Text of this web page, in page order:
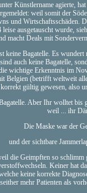
Künstlername agierte,
weil somit der
und Wirtschaftsschäden.
ausgetauscht wurde,
macht Deals mit
keine Bagatelle. Es
auch keine Bagatelle,
wichtige Erkenntnis im
Belgien (betrifft weltweit
gültig gewesen, also
Aber Ihr wolltet bis
weil ... ihr
Die Maske war der
und der sichtbare
die Geimpften so
Keiner hat
keine korrekte
mehr Patienten als